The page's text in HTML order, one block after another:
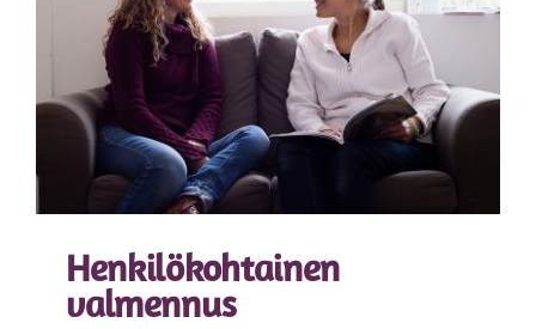
Henkilökohtainen
valmennus